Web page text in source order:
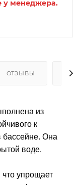
у менеджера.
ОТЗЫВЫ
из
к
бассейне. Она
воде.
что упрощает